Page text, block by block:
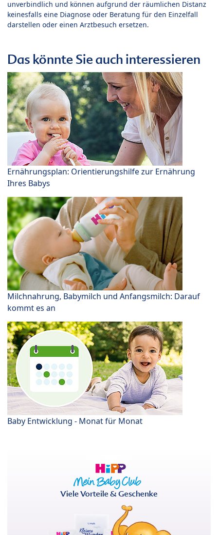
unverbindlich und können aufgrund der räumlichen Distanz
keinesfalls eine Diagnose oder Beratung für den Einzelfall
darstellen oder einen Arztbesuch ersetzen.
Das könnte Sie auch interessieren
Ernährungsplan: Orientierungshilfe zur Ernährung
Ihres Babys
Milchnahrung, Babymilch und Anfangsmilch: Darauf
kommt es an
Baby Entwicklung - Monat für Monat
Viele Vorteile & Geschenke